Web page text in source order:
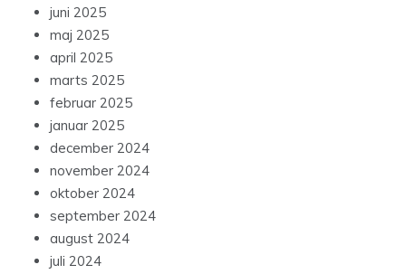
juni 2025
maj 2025
april 2025
marts 2025
februar 2025
januar 2025
december 2024
november 2024
oktober 2024
september 2024
august 2024
juli 2024